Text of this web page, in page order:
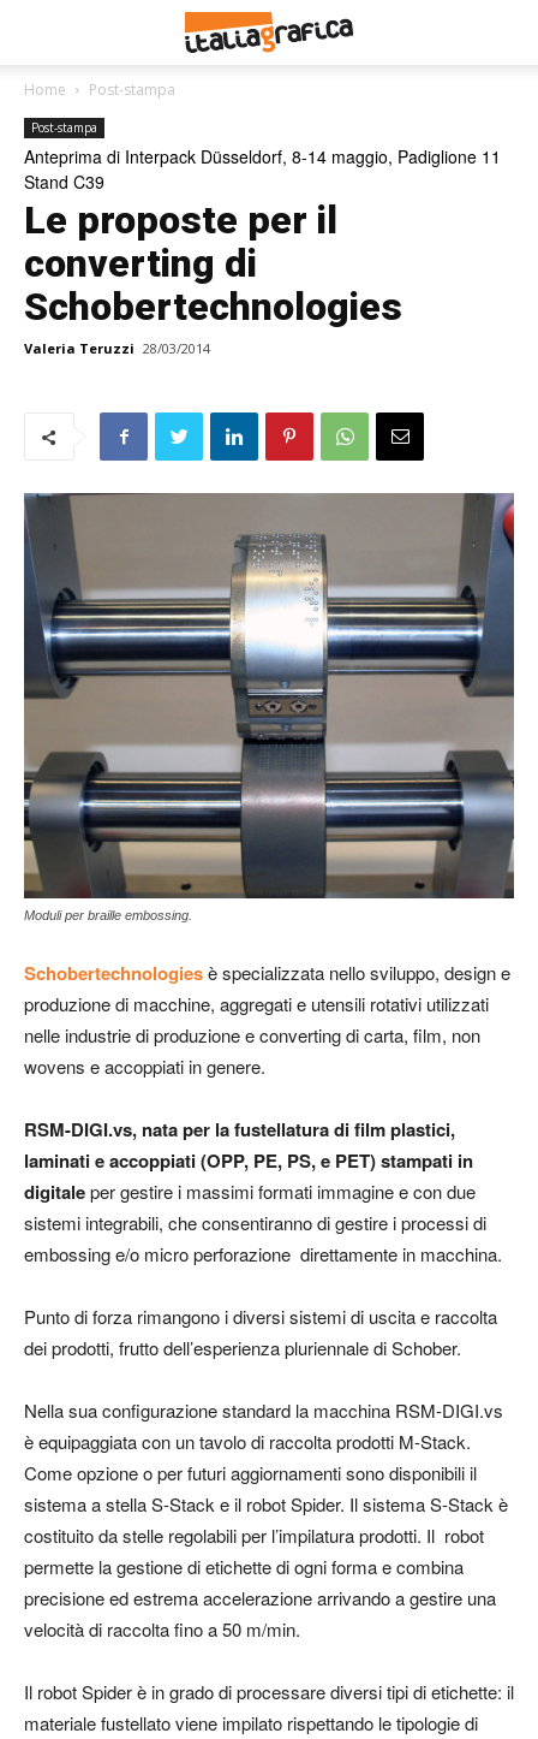
Home Post-stampa
Post-stampa
Anteprima di Interpack Düsseldorf, 8-14 maggio, Padiglione 11
Stand C39
Le proposte per il
converting di
Schobertechnologies
Valeria Teruzzi 28/03/2014
Moduli per braille embossing.
Schobertechnologiesè specializzata nello sviluppo, design e
produzione di macchine, aggregati e utensili rotativi utilizzati
nelle industrie di produzione e converting di carta, film, non
wovens e accoppiati in genere.
RSM-DIGI.vs, nata per la fustellatura di film plastici,
laminati e accoppiati (OPP, PE, PS, e PET) stampati in
digitaleper gestire i massimi formati immagine e con due
sistemi integrabili, che consentiranno di gestire i processi di
embossing e/o micro perforazione direttamente in macchina.
Punto di forza rimangono i diversi sistemi di uscita e raccolta
dei prodotti, frutto dell’esperienza pluriennale di Schober.
Nella sua configurazione standard la macchina RSM-DIGI.vs
è equipaggiata con un tavolo di raccolta prodotti M-Stack.
Come opzione o per futuri aggiornamenti sono disponibili il
sistema a stella S-Stack e il robot Spider. Il sistema S-Stack è
costituito da stelle regolabili per l’impilatura prodotti. Il robot
permette la gestione di etichette di ogni forma e combina
precisione ed estrema accelerazione arrivando a gestire una
velocità di raccolta fino a 50 m/min.
Il robot Spider è in grado di processare diversi tipi di etichette: il
materiale fustellato viene impilato rispettando le tipologie di